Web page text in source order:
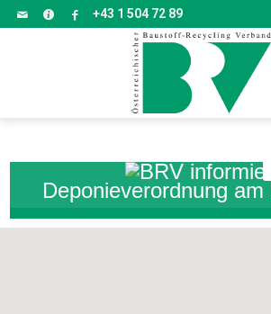
+43 1 504 72 89
Deponieverordnung